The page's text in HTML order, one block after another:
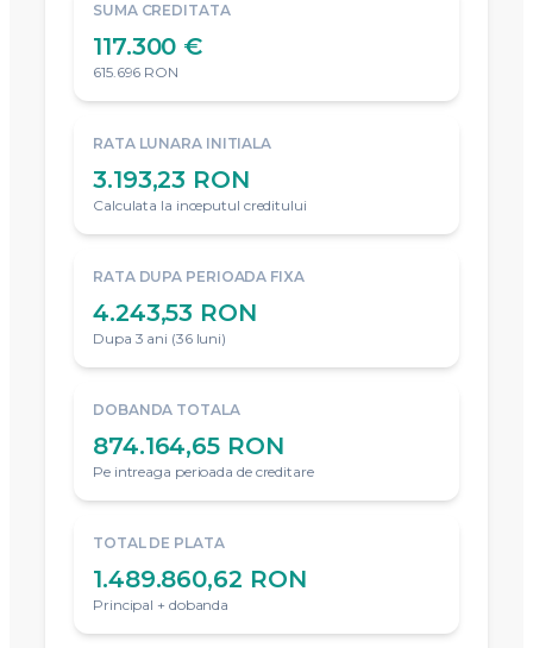
SUMA CREDITATA
117.300 €
615.696 RON
RATA LUNARA INITIALA
3.193,23 RON
Calculata la inceputul creditului
RATA DUPA PERIOADA FIXA
4.243,53 RON
Dupa 3 ani (36 luni)
DOBANDA TOTALA
874.164,65 RON
Pe intreaga perioada de creditare
TOTAL DE PLATA
1.489.860,62 RON
Principal + dobanda